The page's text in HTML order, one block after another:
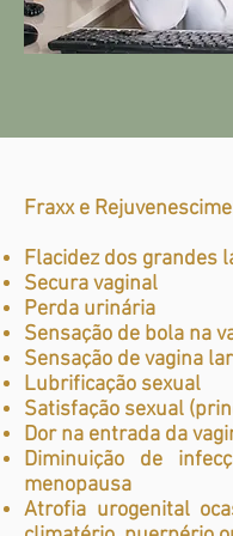
Fraxx e
Flacidez dos grandes
Secura vaginal
Perda urinária
Sensação de bola na
Sensação de vagina
Lubrificação sexual
Satisfação sexual
Dor na entrada da
Diminuição de
menopausa
Atrofia urogenital